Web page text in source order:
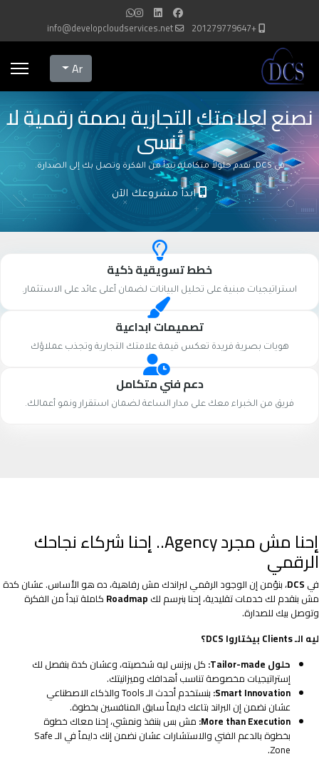
+201279779647
info@developcloudservices.net
Select your language
Ar
نصنع لعلامتك التجارية بصمة رقمية لا
تُنسى
في DCS، نقدم حلولاً متكاملة تبدأ من الفكرة وتصل بك إلى الصدارة.
ابدأ مشروعك الآن
خطط تسويقية ذكية
استراتيجيات مبنية على تحليل البيانات لضمان أعلى عائد على الاستثمار.
تصميمات ابداعية
هويات بصرية فريدة تعكس قيمة علامتك التجارية وتجذب عملاؤك
دعم فني متكامل
فريق من الخبراء معك على مدار الساعة لضمان استقرار ونمو أعمالك.
إحنا مش مجرد Agency.. إحنا شركاء نجاحك
الرقمي
في DCS، بنؤمن إن الوجود الرقمي لبراندك مش رفاهية، ده هو الأساس. عشان كدة
مش بنقدم لك خدمات تقليدية، إحنا بنرسم لك Roadmap كاملة تبدأ من الفكرة
وتوصل بيك للصدارة.
ليه الـ Clients بيختاروا DCS؟
حلول Tailor-made:
كل بيزنس ليه شخصيته، وعشان كدة بنفصل لك
إستراتيجيات مخصوصة تناسب أهدافك وميزانيتك.
Smart Innovation:
بنستخدم أحدث الـ Tools والذكاء الاصطناعي
عشان نضمن إن البراند بتاعك دايماً سابق المنافسين بخطوة.
More than Execution: مش بس بننفذ ونمشي، إحنا معاك خطوة
بخطوة بالدعم الفني والاستشارات عشان نضمن إنك دايماً في الـ Safe
Zone.